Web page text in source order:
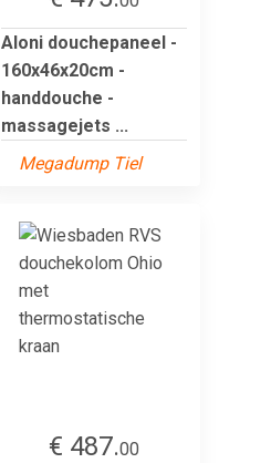
Aloni douchepaneel -
160x46x20cm -
handdouche -
massagejets ...
Megadump Tiel
€ 487.00